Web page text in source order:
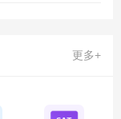
更多+